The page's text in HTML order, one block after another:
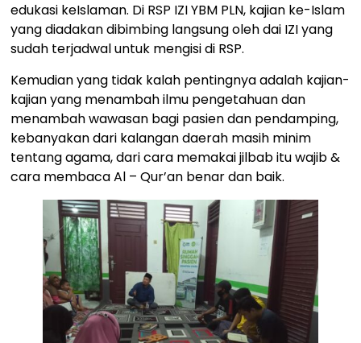
edukasi keIslaman. Di RSP IZI YBM PLN, kajian ke-Islam
yang diadakan dibimbing langsung oleh dai IZI yang
sudah terjadwal untuk mengisi di RSP.
Kemudian yang tidak kalah pentingnya adalah kajian-
kajian yang menambah ilmu pengetahuan dan
menambah wawasan bagi pasien dan pendamping,
kebanyakan dari kalangan daerah masih minim
tentang agama, dari cara memakai jilbab itu wajib &
cara membaca Al – Qur’an benar dan baik.